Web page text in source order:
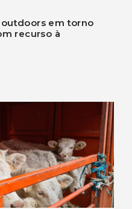
outdoors em torno
recurso à